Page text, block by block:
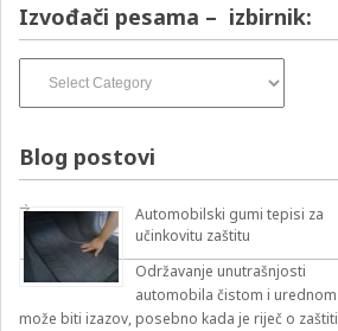
Izvođači pesama – izbirnik:
pesama
Blog postovi
Automobilski gumi tepisi za
učinkovitu zaštitu
Održavanje unutrašnjosti
automobila čistom i urednom
može biti izazov, posebno kada je riječ o zaštiti